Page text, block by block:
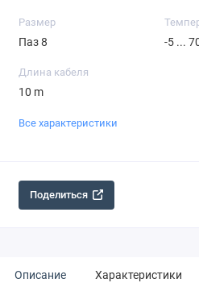
Размер
Паз 8 -5 ...
Длина кабеля
10 m
Все характеристики
Поделиться
Описание Характеристики